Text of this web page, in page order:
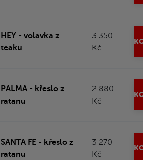
HEY - volavka z
teaku
3 350
Kč
PALMA - křeslo z
ratanu
2 880
Kč
SANTA FE - křeslo z
ratanu
3 270
Kč